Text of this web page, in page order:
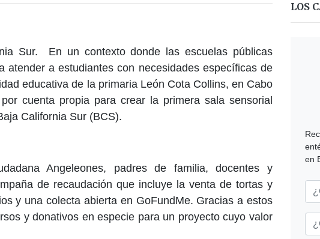
Sur. En un contexto donde las escuelas públicas
atender a estudiantes con necesidades específicas de
educativa de la primaria León Cota Collins, en Cabo
cuenta propia para crear la primera sala sensorial
California Sur (BCS).
Angeleones, padres de familia, docentes y
de recaudación que incluye la venta de tortas y
y una colecta abierta en GoFundMe. Gracias a estos
y donativos en especie para un proyecto cuyo valor
LOS
en